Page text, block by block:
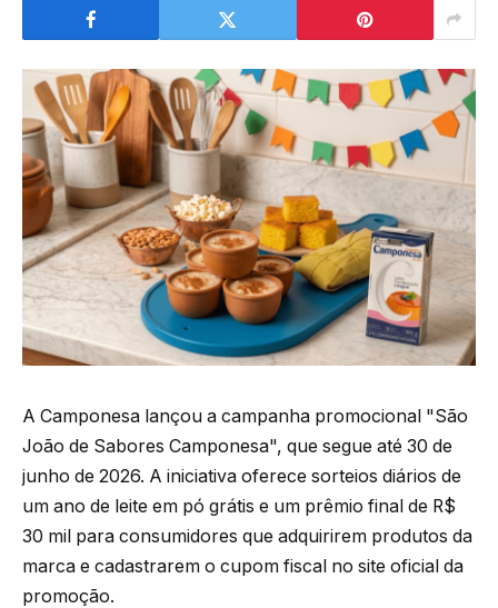
A Camponesa lançou a campanha promocional "São
João de Sabores Camponesa", que segue até 30 de
junho de 2026. A iniciativa oferece sorteios diários de
um ano de leite em pó grátis e um prêmio final de R$
30 mil para consumidores que adquirirem produtos da
marca e cadastrarem o cupom fiscal no site oficial da
promoção.